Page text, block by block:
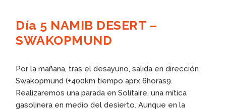
Día 5 NAMIB DESERT –
SWAKOPMUND
Por la mañana, tras el desayuno, salida en dirección
Swakopmund (+400km tiempo aprx 6horas9.
Realizaremos una parada en Solitaire, una mítica
gasolinera en medio del desierto. Aunque en la